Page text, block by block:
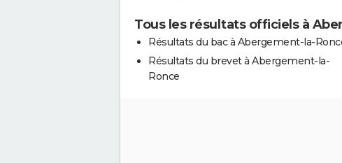
Tous les résultats officiels à
Résultats du bac à Abergement-la-
Résultats du brevet à Abergement-la-
Ronce